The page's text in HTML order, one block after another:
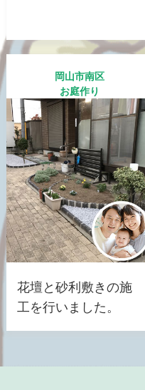
岡山市南区
お庭作り
花壇と砂利敷きの施
工を行いました。